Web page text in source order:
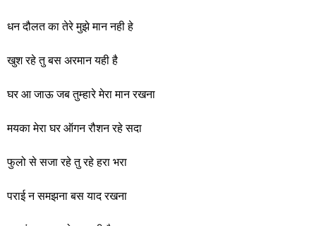
धन दौलत का तेरे मुझे मान नही हे
खुश रहे तु बस अरमान यही है
घर आ जाऊ जब तुम्हारे मेरा मान रखना
मयका मेरा घर ऑगन रौशन रहे सदा
फुलो से सजा रहे तु रहे हरा भरा
पराई न समझना बस याद रखना